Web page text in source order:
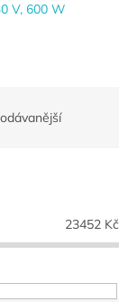
V, 600 W
23452 Kč